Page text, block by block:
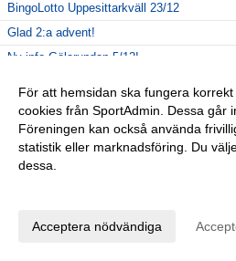
BingoLotto Uppesittarkväll 23/12
Glad 2:a advent!
Ny info Gölarundan 5/12!
Ekenbergs Auktioner AB
Glad 1:a advent!
Inställd Gölarunda 28/12!!
Årsfest HIS 2021
För att hemsidan ska fungera
cookies från SportAdmin. Dessa går
Föreningen kan också använda
statistik eller marknadsföring. Du
dessa.
Acceptera nödvändiga